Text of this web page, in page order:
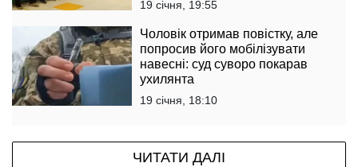
19 січня, 19:55
Чоловік отримав повістку, але
попросив його мобілізувати
навесні: суд суворо покарав
ухилянта
19 січня, 18:10
ЧИТАТИ ДАЛІ